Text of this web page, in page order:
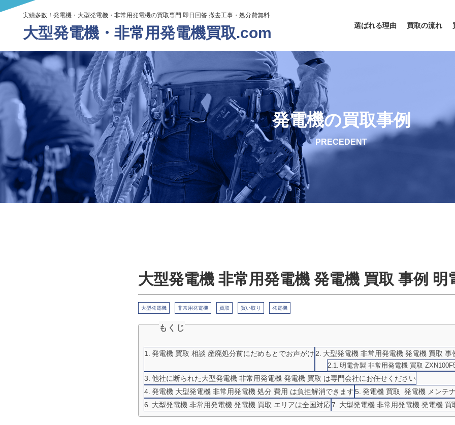
実績多数！発電機・大型発電機・非常用発電機の買取専門 即日回答 撤去工事・処分費無料
大型発電機・ 非常用発電機買取.com 選ばれる理由 買取の流れ
発電機の買取事例
PRECEDENT
大型発電機 非常用発電機 発電機 買取 事例 明
大型発電機 非常用発電機 買取 買い取り 発電機
もくじ
発電機 買取 相談 産廃処分前にだめもとでお声がけ 大型発電機 非常用発電機 発電機 買取 事
明電舎製 非常用発電機 買取
他社に断られた大型発電機 非常用発電機 発電機 買取 は専門会社にお任せください
発電機 大型発電機 非常用発電機 処分 費用 は負担解消できます
発電機 買取 発電機 メンテ
大型発電機 非常用発電機 発電機 買取 エリアは全国対応
大型発電機 非常用発電機 発電機 買